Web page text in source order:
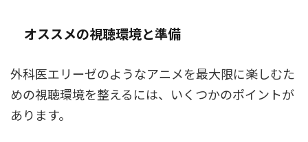
オススメの視聴環境と準備
外科医エリーゼのようなアニメを最大限に楽しむた
めの視聴環境を整えるには、いくつかのポイントが
あります。